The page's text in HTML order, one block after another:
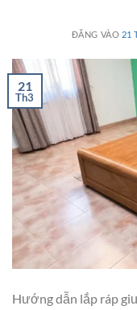
ĐĂNG VÀO 21
21
Th3
Hướng dẫn lắp ráp